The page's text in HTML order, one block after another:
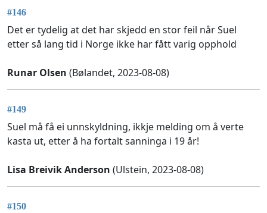
#146
Det er tydelig at det har skjedd en stor feil når Suel
etter så lang tid i Norge ikke har fått varig opphold
Runar Olsen (Bølandet, 2023-08-08)
#149
Suel må få ei unnskyldning, ikkje melding om å verte
kasta ut, etter å ha fortalt sanninga i 19 år!
Lisa Breivik Anderson (Ulstein, 2023-08-08)
#150